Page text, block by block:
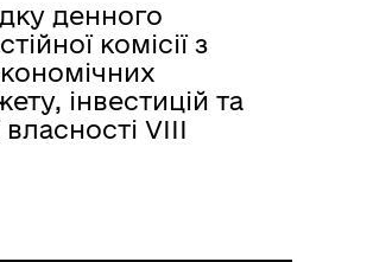
денного
комісії з
інвестицій та
VІІІ